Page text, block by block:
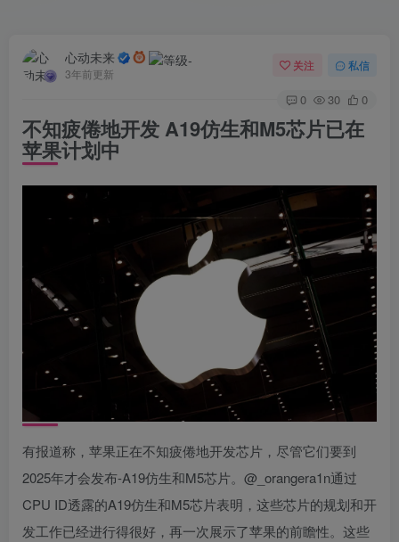
心动未来
3年前更新
关注 私信
0 30 0
不知疲倦地开发 A19仿生和M5芯片已在
苹果计划中
有报道称，苹果正在不知疲倦地开发芯片，尽管它们要到
2025年才会发布-A19仿生和M5芯片。@_orangera1n通过
CPU ID透露的A19仿生和M5芯片表明，这些芯片的规划和开
发工作已经进行得很好，再一次展示了苹果的前瞻性。这些